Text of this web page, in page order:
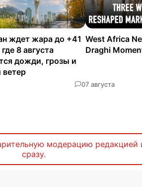
ждет жара до +41
8 августа
дожди, грозы и
0
West Africa
Draghi
7 августа
модерацию редакцией
сразу.